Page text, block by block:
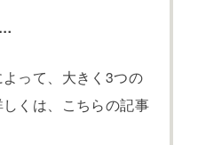
って、大きく3つの
くは、こちらの記事